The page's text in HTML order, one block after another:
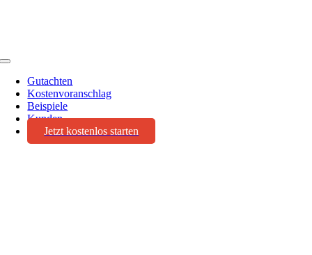
Toggle
NavigationGutachten
Kostenvoranschlag
Beispiele
Kunden
Jetzt kostenlos starten